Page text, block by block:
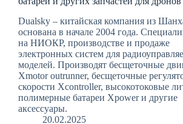
Dualsky – китайская компания из
основана в начале 2004 года.
на НИОКР, производстве и продаже
электронных систем для
моделей. Производят бесщеточные
Xmotor outrunner, бесщеточные
скорости Xcontroller, высокотоковые
полимерные батареи Xpower и другие
аксессуары.
20.02.2025